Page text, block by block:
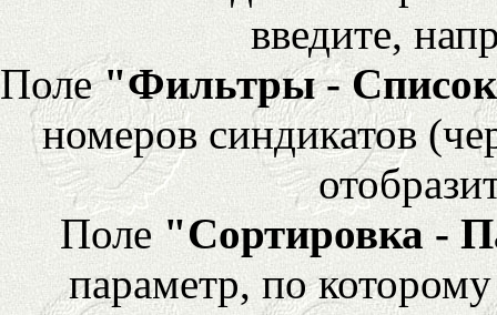
введите,
Поле"Фильтры - Список
номеров синдикатов
Поле "Сортировка -
параметр, по